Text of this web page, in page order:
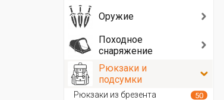
Оружие
Походное
снаряжение
Рюкзаки и
подсумки
Рюкзаки из брезента 50